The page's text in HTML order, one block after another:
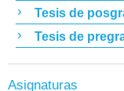
Tesis de
Tesis de
Asignaturas